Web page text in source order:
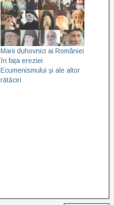
Marii duhovnici ai României
în fața ereziei
Ecumenismului și ale altor
rătăciri